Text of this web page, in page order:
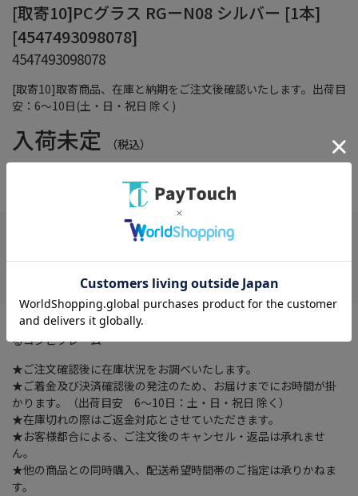
[取寄10]取寄商品、在庫と納期をご注文後確認いたします。出荷目
安：6～10日(土・日・祝日 除く)
[取寄10]PCグラス RGーN08 シルバー [1本]
[4547493098078]
4547493098078
入荷未定 （税込）
お気に入り
ブルーライトカットレンズ、メタル×プラのファッション性のあ
るコンビフレーム
★ご注文確認後に在庫状況をお調べいたします。
★ご着金及び決済確認後の発注のため、お届けまでにお時間が掛
かります。（出荷目安 6～10日：土・日・祝日 除く）
★在庫切れの際はご返金対応とさせていただきます。
★お客様都合による、ご注文後のキャンセル・返品は承れませ
ん。
★他の商品との同時購入、配送希望時間帯のご指定は承りかねま
す。